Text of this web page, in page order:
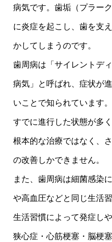
病気です。歯垢（プラー
に炎症を起こし、歯を支
かしてしまうのです。
歯周病は「サイレントデ
病気」と呼ばれ、症状が
いことで知られています
すでに進行した状態が多
根本的な治療ではなく、
の改善しかできません。
また、歯周病は細菌感染
や高血圧などと同じ生活
生活習慣によって発症し
狭心症・心筋梗塞・脳梗